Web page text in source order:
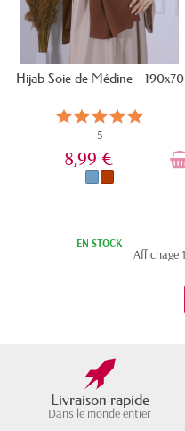
Hijab Soie de Médine - 190x70
5
8,99 €
EN STOCK
Affichage
Livraison rapide
Dans le monde entier